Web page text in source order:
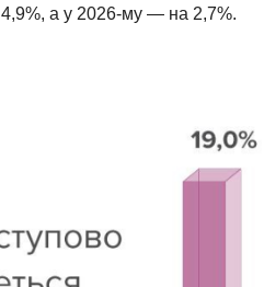
4,9%, а у 2026-му — на 2,7%.